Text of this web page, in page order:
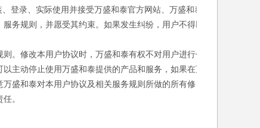
登录、实际使用并接受万盛和泰官方网站、万盛和泰
务规则，并愿受其约束。如果发生纠纷，用户不得以
。修改本用户协议时，万盛和泰有权不对用户进行个
主动停止使用万盛和泰提供的产品和服务，如果在万
盛和泰对本用户协议及相关服务规则所做的所有修
。